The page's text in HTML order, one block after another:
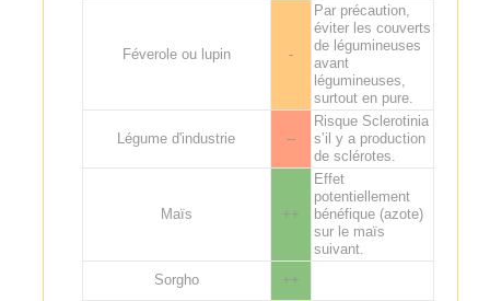
Féverole ou lupin -
Par précaution,
éviter les couverts
de légumineuses
avant
légumineuses,
surtout en pure.
Légume d'industrie --
Risque Sclerotinia
s’il y a production
de sclérotes.
Maïs ++
Effet
potentiellement
bénéfique (azote)
sur le maïs
suivant.
Sorgho
++